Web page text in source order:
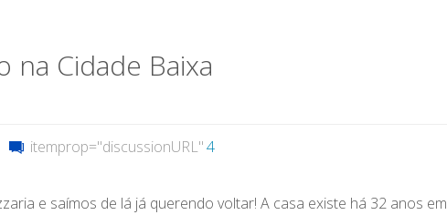
na Cidade Baixa
itemprop="discussionURL" 4
e saímos de lá já querendo voltar! A casa existe há 32 anos em